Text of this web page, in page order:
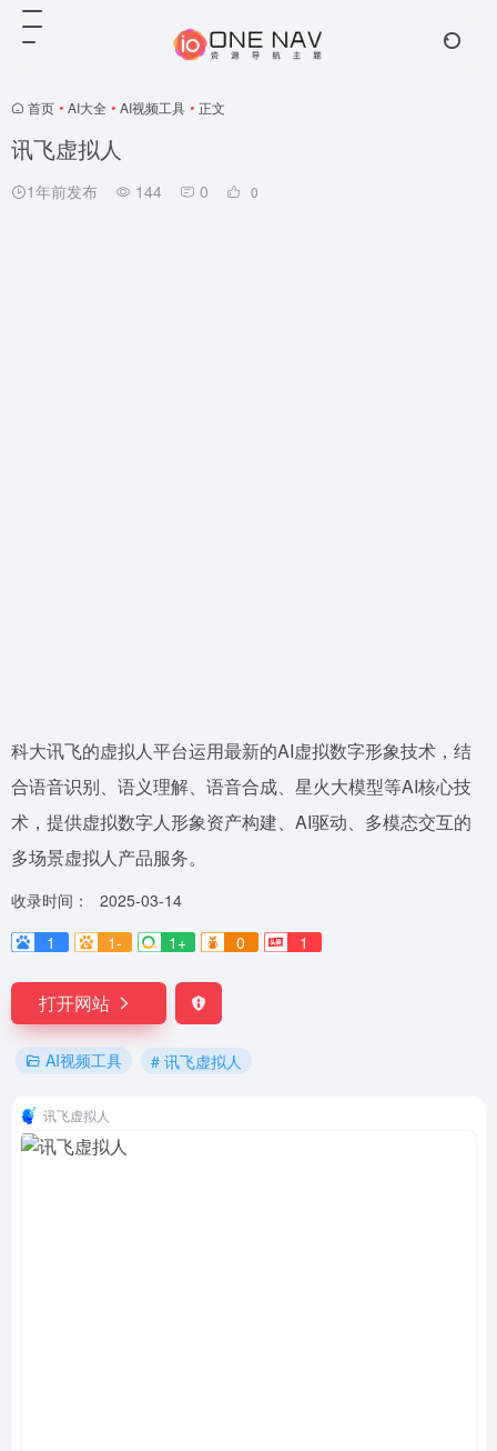
首页 • AI大全 • AI视频工具 • 正文
讯飞虚拟人
1年前发布 144 0 0
​科大讯飞的虚拟人平台运用最新的AI虚拟数字形象技术，结
合语音识别、语义理解、语音合成、星火大模型等AI核心技
术，提供虚拟数字人形象资产构建、AI驱动、多模态交互的
多场景虚拟人产品服务。
收录时间：
2025-03-14
1
1- 1+ 0 1
打开网站
AI视频工具 # 讯飞虚拟人
讯飞虚拟人